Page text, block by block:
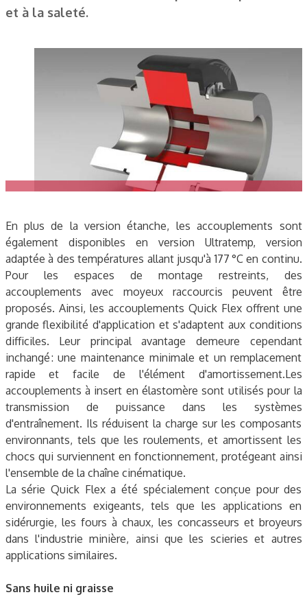
et à la saleté.
En plus de la version étanche, les accouplements sont
également disponibles en version Ultratemp, version
adaptée à des températures allant jusqu'à 177 °C en continu.
Pour les espaces de montage restreints, des
accouplements avec moyeux raccourcis peuvent être
proposés. Ainsi, les accouplements Quick Flex offrent une
grande flexibilité d'application et s'adaptent aux conditions
difficiles. Leur principal avantage demeure cependant
inchangé : une maintenance minimale et un remplacement
rapide et facile de l'élément d'amortissement.Les
accouplements à insert en élastomère sont utilisés pour la
transmission de puissance dans les systèmes
d'entraînement. Ils réduisent la charge sur les composants
environnants, tels que les roulements, et amortissent les
chocs qui surviennent en fonctionnement, protégeant ainsi
l'ensemble de la chaîne cinématique.
La série Quick Flex a été spécialement conçue pour des
environnements exigeants, tels que les applications en
sidérurgie, les fours à chaux, les concasseurs et broyeurs
dans l'industrie minière, ainsi que les scieries et autres
applications similaires.
Sans huile ni graisse